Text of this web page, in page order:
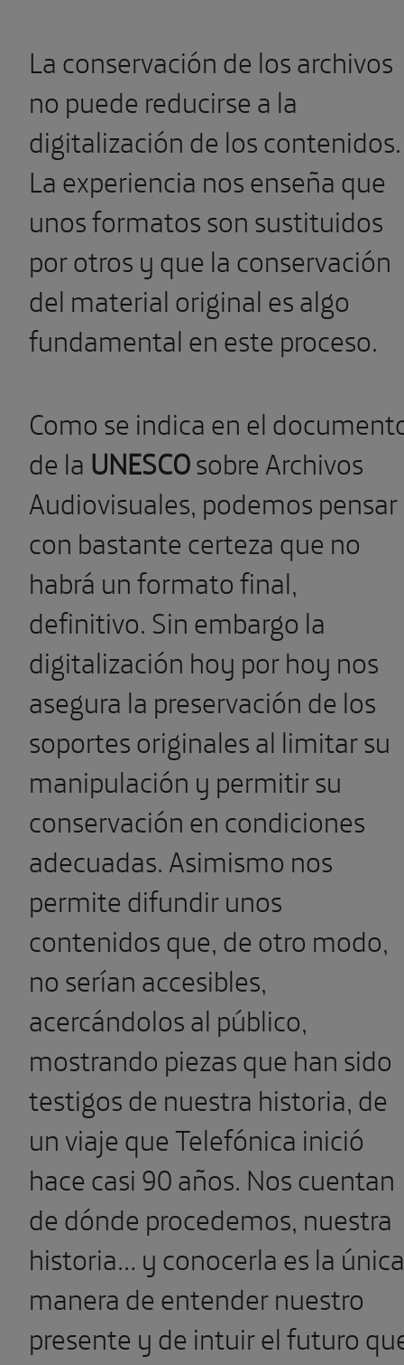
La conservación de los archivos
no puede reducirse a la
digitalización de los contenidos.
La experiencia nos enseña que
unos formatos son sustituidos
por otros y que la conservación
del material original es algo
fundamental en este proceso.
Como se indica en el
de la UNESCOsobre Archivos
Audiovisuales, podemos pensar
con bastante certeza que no
habrá un formato final,
definitivo. Sin embargo la
digitalización hoy por hoy nos
asegura la preservación de los
soportes originales al limitar su
manipulación y permitir su
conservación en condiciones
adecuadas. Asimismo nos
permite difundir unos
contenidos que, de otro modo,
no serían accesibles,
acercándolos al público,
mostrando piezas que han sido
testigos de nuestra historia, de
un viaje que Telefónica inició
hace casi 90 años. Nos cuentan
de dónde procedemos, nuestra
historia… y conocerla es la única
manera de entender nuestro
presente y de intuir el futuro